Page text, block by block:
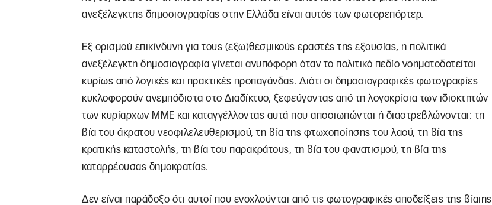
ανεξέλεγκτης δημοσιογραφίας στην Ελλάδα είναι αυτός των φωτορεπόρτερ.
Εξ ορισμού επικίνδυνη για τους (εξω)θεσμικούς εραστές της εξουσίας, η πολιτικά
ανεξέλεγκτη δημοσιογραφία γίνεται ανυπόφορη όταν το πολιτικό πεδίο νοηματοδοτείται
κυρίως από λογικές και πρακτικές προπαγάνδας. Διότι οι δημοσιογραφικές φωτογραφίες
κυκλοφορούν ανεμπόδιστα στο Διαδίκτυο, ξεφεύγοντας από τη λογοκρίσια των ιδιοκτητών
των κυρίαρχων ΜΜΕ και καταγγέλλοντας αυτά που αποσιωπώνται ή διαστρεβλώνονται: τη
βία του άκρατου νεοφιλελευθερισμού, τη βία της φτωχοποίησης του λαού, τη βία της
κρατικής καταστολής, τη βία του παρακράτους, τη βία του φανατισμού, τη βία της
καταρρέουσας δημοκρατίας.
Δεν είναι παράδοξο ότι αυτοί που ενοχλούνται από τις φωτογραφικές αποδείξεις της βίαιης